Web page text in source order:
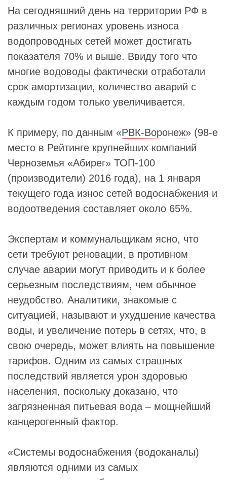
На сегодняшний день на территории РФ в
различных регионах уровень износа
водопроводных сетей может достигать
показателя 70% и выше. Ввиду того что
многие водоводы фактически отработали
срок амортизации, количество аварий с
каждым годом только увеличивается.
К примеру, по данным «РВК-Воронеж» (98-е
место в Рейтинге крупнейших компаний
Черноземья «Абирег» ТОП-100
(производители) 2016 года), на 1 января
текущего года износ сетей водоснабжения и
водоотведения составляет около 65%.
Экспертам и коммунальщикам ясно, что
сети требуют реновации, в противном
случае аварии могут приводить и к более
серьезным последствиям, чем обычное
неудобство. Аналитики, знакомые с
ситуацией, называют и ухудшение качества
воды, и увеличение потерь в сетях, что, в
свою очередь, может влиять на повышение
тарифов. Одним из самых страшных
последствий является урон здоровью
населения, поскольку доказано, что
загрязненная питьевая вода – мощнейший
канцерогенный фактор.
«Системы водоснабжения (водоканалы)
являются одними из самых